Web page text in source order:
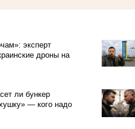
эксперт
дроны на
ли бункер
— кого надо